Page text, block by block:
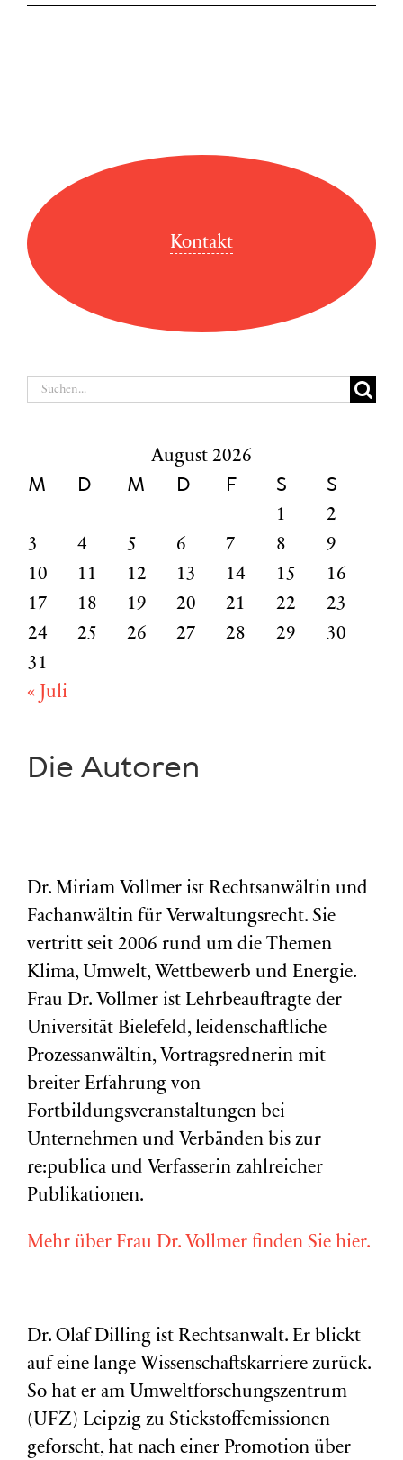
Kontakt
Suche
August 2026
M D M D F S S
1
2
3
4 5 6 7 8
9
10
11 12 13 14 15
16
17
18 19 20 21 22
23
24
25 26 27 28 29
30
31
« Juli
Die Autoren
Dr. Miriam Vollmer ist Rechtsanwältin und
Fachanwältin für Verwaltungsrecht. Sie
vertritt seit 2006 rund um die Themen
Klima, Umwelt, Wettbewerb und Energie.
Frau Dr. Vollmer ist Lehrbeauftragte der
Universität Bielefeld, leidenschaftliche
Prozessanwältin, Vortragsrednerin mit
breiter Erfahrung von
Fortbildungsveranstaltungen bei
Unternehmen und Verbänden bis zur
re:publica und Verfasserin zahlreicher
Publikationen.
Mehr über Frau Dr. Vollmer finden Sie hier.
Dr. Olaf Dilling ist Rechtsanwalt. Er blickt
auf eine lange Wissenschaftskarriere zurück.
So hat er am Umweltforschungszentrum
(UFZ) Leipzig zu Stickstoffemissionen
geforscht, hat nach einer Promotion über